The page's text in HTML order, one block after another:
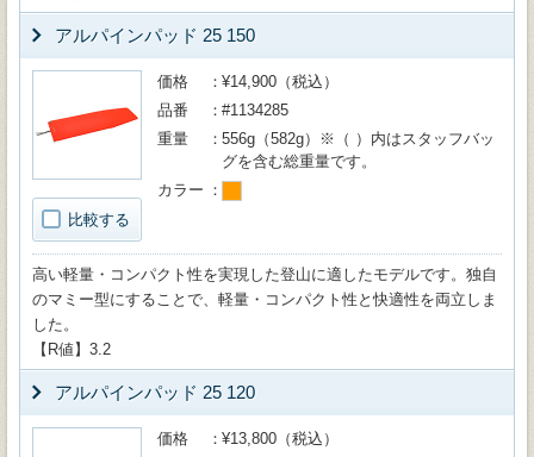
アルパインパッド 25 150
比較する
価格
¥14,900（税込）
品番
#1134285
重量
556g（582g）※（ ）内はスタッフバッ
グを含む総重量です。
カラー
高い軽量・コンパクト性を実現した登山に適したモデルです。独自
のマミー型にすることで、軽量・コンパクト性と快適性を両立しま
した。
【R値】3.2
アルパインパッド 25 120
価格
¥13,800（税込）